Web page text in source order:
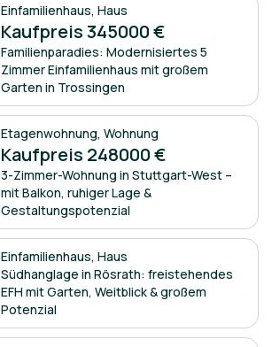
Einfamilienhaus,Haus
Kaufpreis 345000 €
Familienparadies: Modernisiertes 5
Zimmer Einfamilienhaus mit großem
Garten in Trossingen
Etagenwohnung,Wohnung
Kaufpreis 248000 €
3-Zimmer-Wohnung in Stuttgart-West –
mit Balkon, ruhiger Lage &
Gestaltungspotenzial
Einfamilienhaus,Haus
Südhanglage in Rösrath: freistehendes
EFH mit Garten, Weitblick & großem
Potenzial